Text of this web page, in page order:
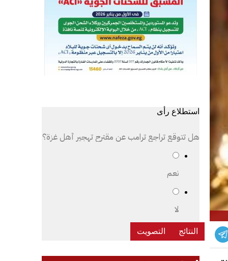
استطلاع رأى
هل تتوقع تراجع ترامب عن مقترح تهجير أهل غزة؟
نعم
لا